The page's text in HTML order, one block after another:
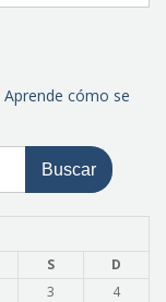
Aprende cómo se
S
D
3
4